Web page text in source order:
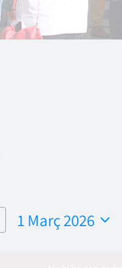
1 Març 2026